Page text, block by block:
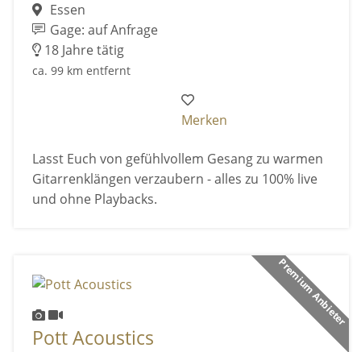
Essen
Gage: auf Anfrage
18 Jahre tätig
ca. 99 km entfernt
Merken
Lasst Euch von gefühlvollem Gesang zu warmen
Gitarrenklängen verzaubern - alles zu 100% live
und ohne Playbacks.
Premium Anbieter
Pott Acoustics